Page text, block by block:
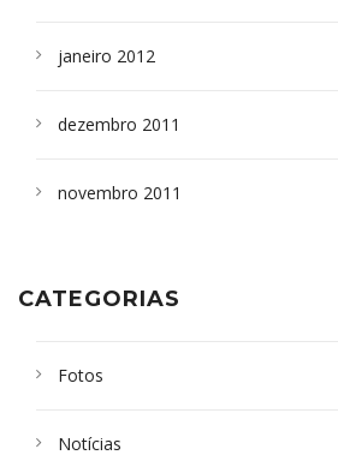
janeiro 2012
dezembro 2011
novembro 2011
CATEGORIAS
Fotos
Notícias